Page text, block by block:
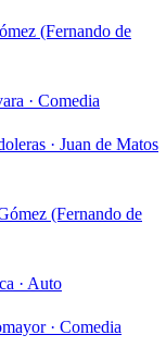
(Fernando de
· Comedia
· Juan de Matos
(Fernando de
· Auto
· Comedia